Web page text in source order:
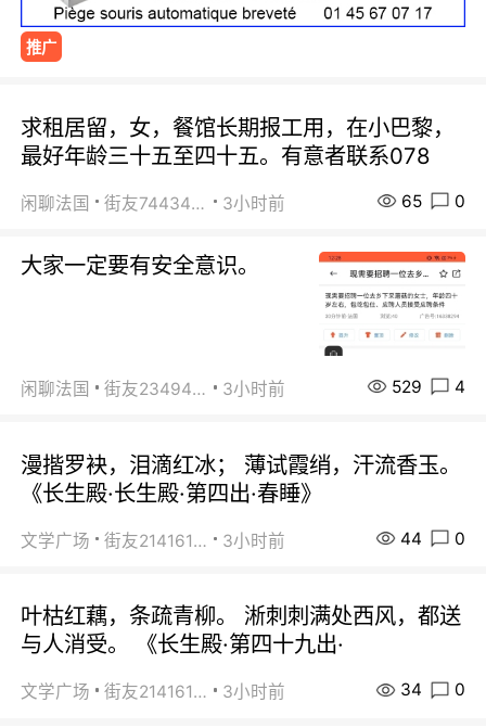
推广
求租居留，女，餐馆长期报工用，在小巴黎，
最好年龄三十五至四十五。有意者联系078
闲聊法国 街友74434350 3小时前 65 0
大家一定要有安全意识。
闲聊法国 街友23494008 3小时前 529 4
漫揩罗袂，泪滴红冰； 薄试霞绡，汗流香玉。
《长生殿·长生殿·第四出·春睡》
文学广场 街友21416156 3小时前 44 0
叶枯红藕，条疏青柳。 淅刺刺满处西风，都送
与人消受。 《长生殿·第四十九出·
文学广场 街友21416156 3小时前 34 0